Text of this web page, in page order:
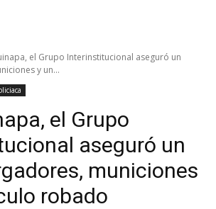
el Grupo Interinstitucional aseguró un
y un...
el Grupo
aseguró un
municiones
robado